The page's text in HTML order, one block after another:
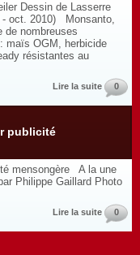
Dessin de Lasserre
- oct. 2010) Monsanto,
de nombreuses
maïs OGM, herbicide
résistantes au
Lire la suite 0
publicité
mensongère A la une
Philippe Gaillard Photo
Lire la suite 0